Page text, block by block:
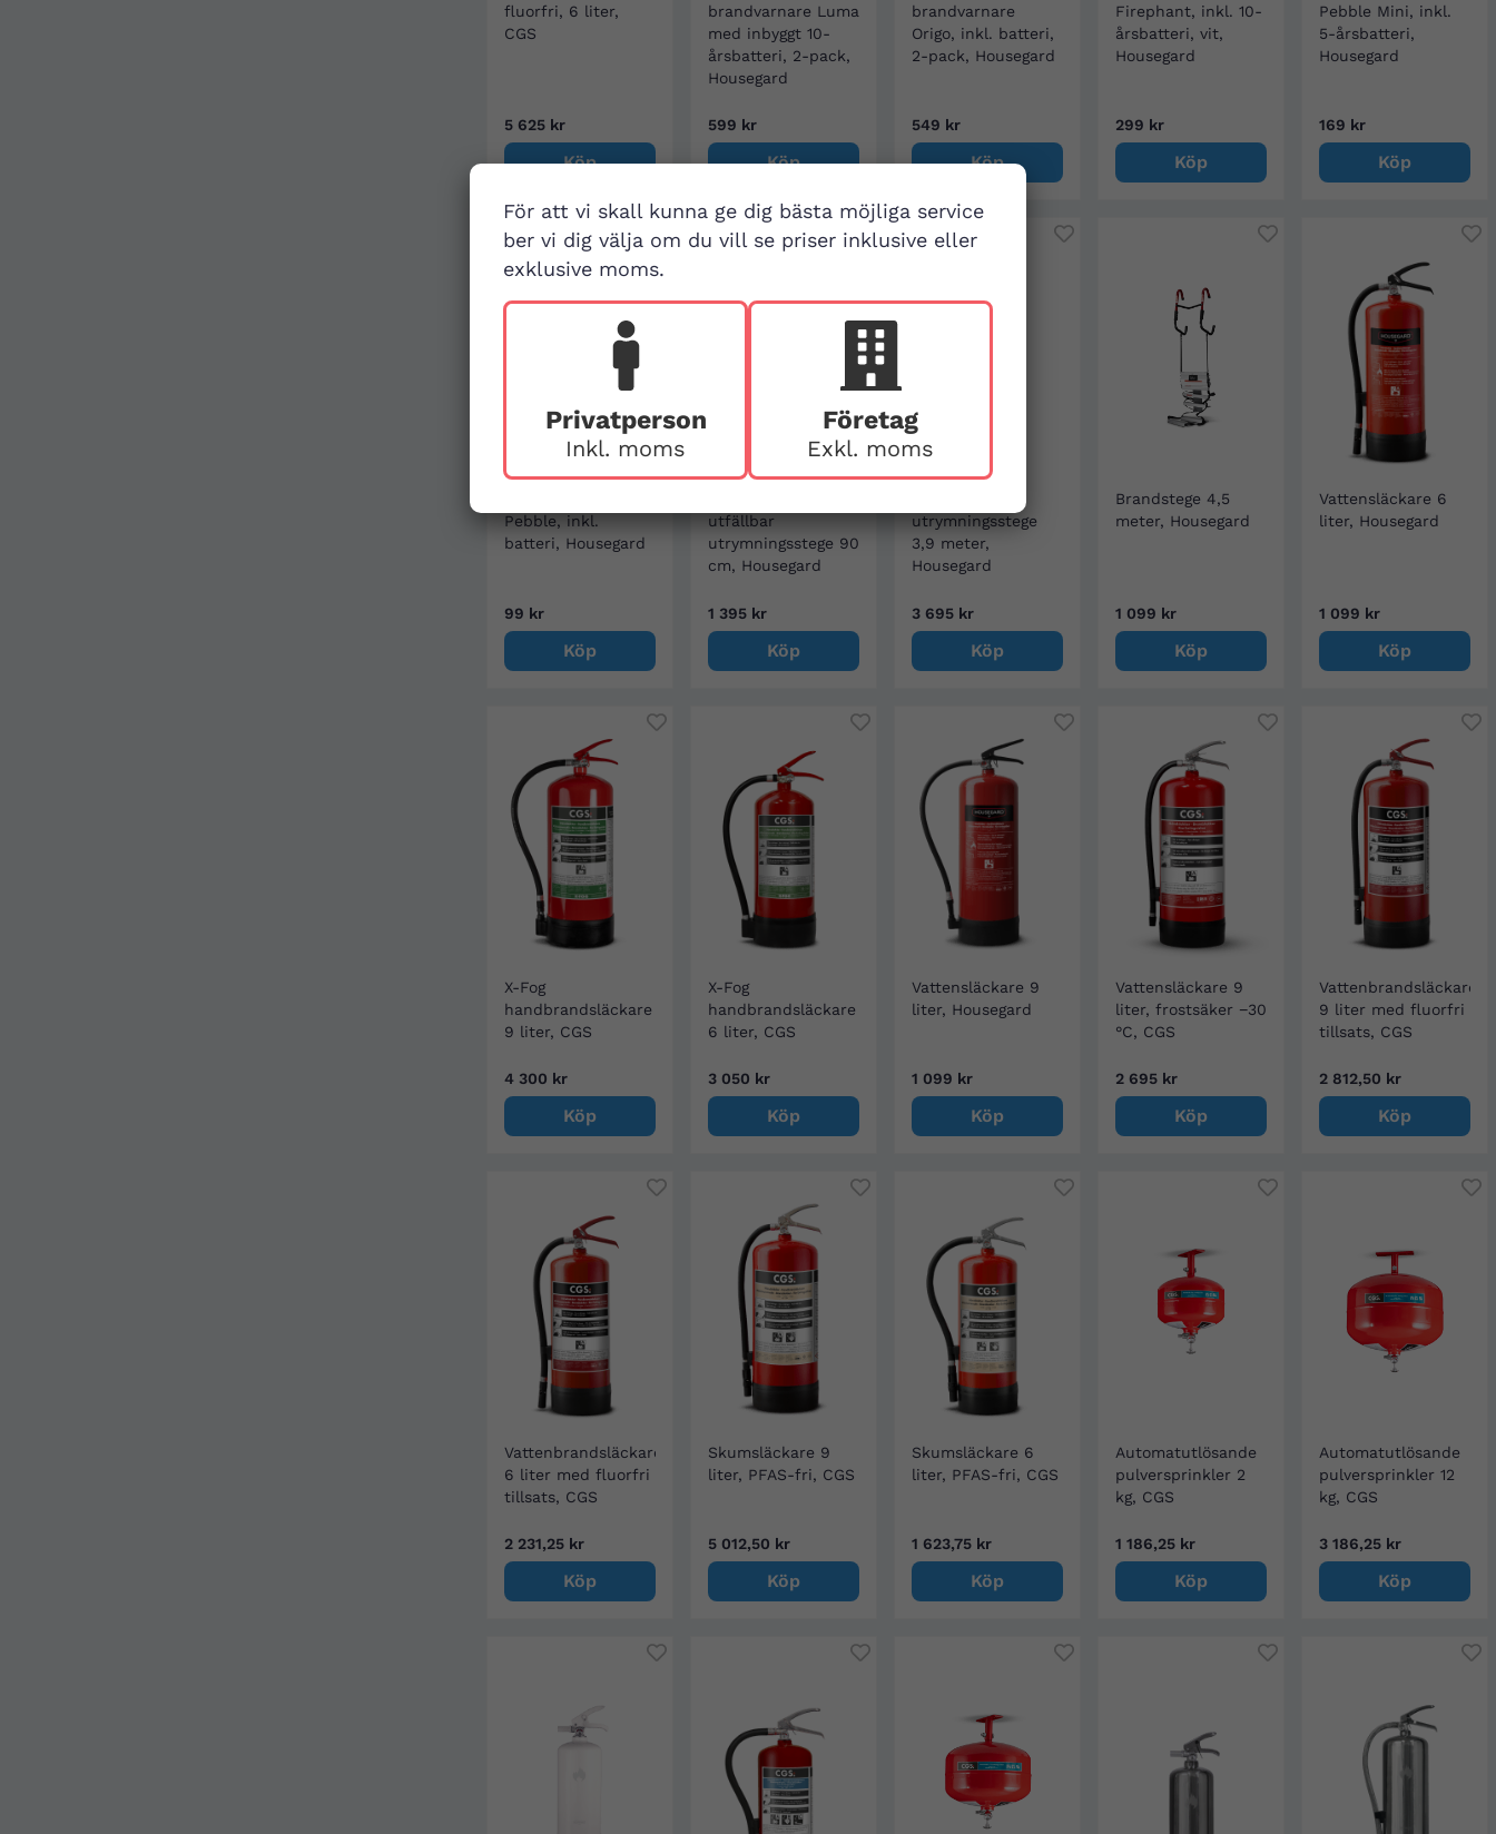
För att vi skall kunna ge dig bästa möjliga service
ber vi dig välja om du vill se priser inklusive eller
exklusive moms.
Privatperson
Inkl. moms
Företag
Exkl. moms
fluorfri, 6 liter,
CGS
5 625 kr
Köp
brandvarnare Luma
med inbyggt 10-
årsbatteri, 2-pack,
Housegard
599 kr
Köp
brandvarnare
Origo, inkl. batteri,
2-pack, Housegard
549 kr
Köp
Firephant, inkl. 10-
årsbatteri, vit,
Housegard
299 kr
Köp
Pebble Mini, inkl.
5-årsbatteri,
Housegard
169 kr
Köp
Pebble, inkl.
batteri, Housegard
99 kr
Köp
utfällbar
utrymningsstege 90
cm, Housegard
1 395 kr
Köp
utrymningsstege
3,9 meter,
Housegard
3 695 kr
Köp
Brandstege 4,5
meter, Housegard
1 099 kr
Köp
Vattensläckare 6
liter, Housegard
1 099 kr
Köp
X-Fog
handbrandsläckare
9 liter, CGS
4 300 kr
Köp
X-Fog
handbrandsläckare
6 liter, CGS
3 050 kr
Köp
Vattensläckare 9
liter, Housegard
1 099 kr
Köp
Vattensläckare 9
liter, frostsäker −30
°C, CGS
2 695 kr
Köp
Vattenbrandsläckare
9 liter med fluorfri
tillsats, CGS
2 812,50 kr
Köp
Vattenbrandsläckare
6 liter med fluorfri
tillsats, CGS
2 231,25 kr
Köp
Skumsläckare 9
liter, PFAS-fri, CGS
5 012,50 kr
Köp
Skumsläckare 6
liter, PFAS-fri, CGS
1 623,75 kr
Köp
Automatutlösande
pulversprinkler 2
kg, CGS
1 186,25 kr
Köp
Automatutlösande
pulversprinkler 12
kg, CGS
3 186,25 kr
Köp